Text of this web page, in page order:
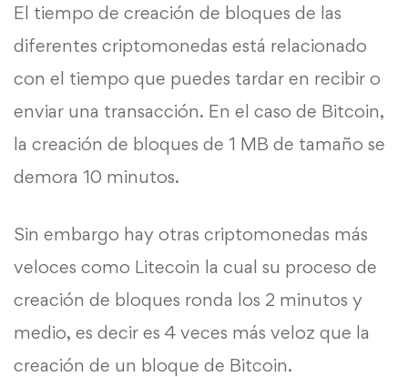
El tiempo de creación de bloques de las
diferentes criptomonedas está relacionado
con el tiempo que puedes tardar en recibir o
enviar una transacción. En el caso de Bitcoin,
la creación de bloques de 1 MB de tamaño se
demora 10 minutos.
Sin embargo hay otras criptomonedas más
veloces como Litecoin la cual su proceso de
creación de bloques ronda los 2 minutos y
medio, es decir es 4 veces más veloz que la
creación de un bloque de Bitcoin.